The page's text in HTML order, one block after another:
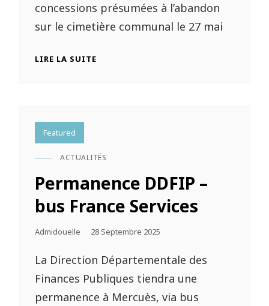
concessions présumées à l’abandon
sur le cimetière communal le 27 mai
LIRE LA SUITE
Featured
CAT
ACTUALITÉS
Permanence DDFIP –
bus France Services
Admidouelle
Posted
28 Septembre 2025
La Direction Départementale des
Finances Publiques tiendra une
permanence à Mercuès, via bus